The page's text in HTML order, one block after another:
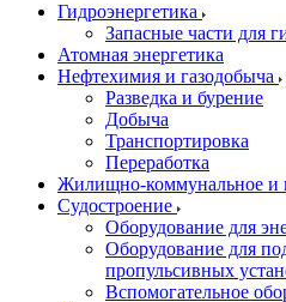
Гидроэнергетика
Запасные части для
Атомная энергетика
Нефтехимия и газодобыча
Разведка и бурение
Добыча
Транспортировка
Переработка
Жилищно-коммунальное и
Судостроение
Оборудование для
Оборудование для
пропульсивных
Вспомогательное